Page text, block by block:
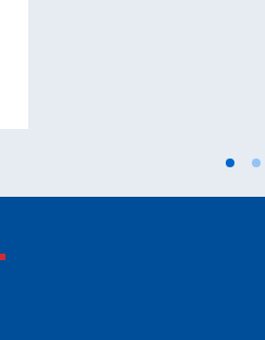
DEI MINISTRI E MINISTRO